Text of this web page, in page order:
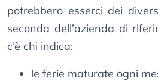
potrebbero esserci dei
seconda dell’azienda di
c’è chi indica:
le ferie maturate ogni